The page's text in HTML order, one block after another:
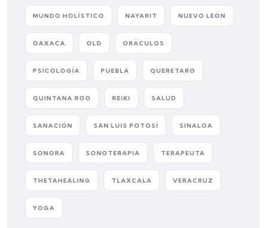
MUNDO HOLÍSTICO NAYARIT NUEVO LEÓN
OAXACA OLD ORÁCULOS
PSICOLOGÍA PUEBLA QUERETARO
QUINTANA ROO REIKI SALUD
SANACIÓN SAN LUIS POTOSÍ SINALOA
SONORA SONOTERAPIA TERAPEUTA
THETAHEALING TLAXCALA VERACRUZ
YOGA